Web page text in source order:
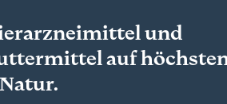
und
auf